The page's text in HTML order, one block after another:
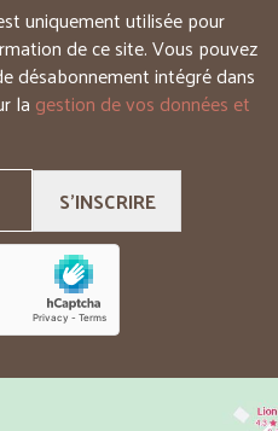
uniquement utilisée pour
de ce site. Vous pouvez
désabonnement intégré dans
la gestion de vos données et
S'INSCRIRE